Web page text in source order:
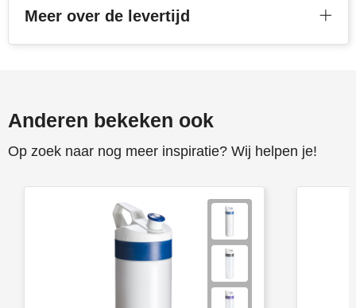
Meer over de levertijd
Anderen bekeken ook
Op zoek naar nog meer inspiratie? Wij helpen je!